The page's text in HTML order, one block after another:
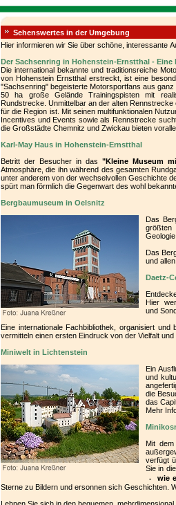
Sehenswertes in der Umgebung
Hier informieren wir Sie über schöne, interessante
Der Sachsenring in Hohenstein-Ernstthal -
Die international bekannte und traditionsreiche
von Hohenstein Ernstthal erstreckt, ist eine
"Sachsenring" begeisterte Motorsportfans aus
50 ha große Gelände Trainingspisten mit
Rundstrecke. Unmittelbar an der alten
für die Region ist. Mit seinen multifunktionalen
Incentives und Events sowie als Rennstrecke
die Großstädte Chemnitz und Zwickau bieten
Karl-May Haus in Hohenstein-Ernstthal
Betritt der Besucher in das"Kleine Museum
Atmosphäre, die ihn während des gesamten
unter anderem von der wechselvollen Geschichte
spürt man förmlich die Gegenwart des wohl
Bergbaumuseum in Oelsnitz
Das
größten
Das
und
Daetz-
Hier
und
Eine internationale Fachbibliothek, organisiert
vermitteln einen ersten Eindruck von der Vielfalt
Miniwelt in Lichtenstein
Ein
und
die
das
Mehr
Mit
verfügt
Sie in
-
wie
Sterne zu Bildern und ersonnen sich Geschichten.